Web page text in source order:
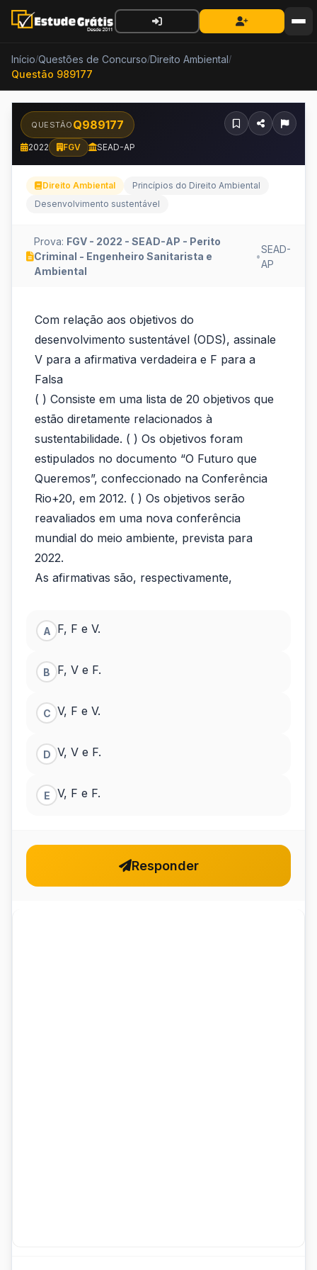
Início/Questões de Concurso/Direito Ambiental/
Questão 989177
QUESTÃO Q989177
2022 FGV SEAD-AP
Direito Ambiental
Princípios do Direito Ambiental
Desenvolvimento sustentável
Prova: FGV - 2022 - SEAD-AP - Perito
Criminal - Engenheiro Sanitarista e
Ambiental
•
SEAD-
AP
Com
relação
aos
objetivos
do
desenvolvimento
sustentável
Com relação aos objetivos do
desenvolvimento sustentável (ODS), assinale
V para a afirmativa verdadeira e F para a
Falsa
( ) Consiste em uma lista de 20 objetivos que
estão diretamente relacionados à
sustentabilidade. ( ) Os objetivos foram
estipulados no documento “O Futuro que
Queremos”, confeccionado na Conferência
Rio+20, em 2012. ( ) Os objetivos serão
reavaliados em uma nova conferência
mundial do meio ambiente, prevista para
2022.
As afirmativas são, respectivamente,
A F, F e V.
B F, V e F.
C V, F e V.
D V, V e F.
E V, F e F.
Responder